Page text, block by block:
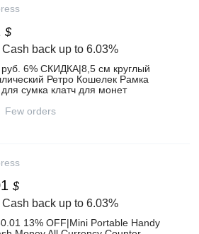
$
Cash back up to 6.03%
6% СКИДКА|8,5 см круглый
Ретро Кошелек Рамка
для сумка клатч для монет
сумка аксессуар-in Детали и
Few orders
$
Cash back up to 6.03%
13% OFF|Mini Portable Handy